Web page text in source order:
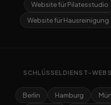
Website für Pilatesstudio
Website für Hausreinigung
SCHLÜSSELDIENST-
Berlin Hamburg